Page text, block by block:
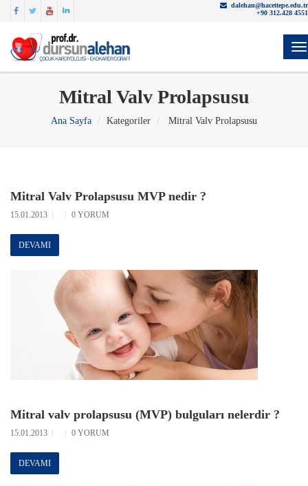
dalehan@hacettepe.edu.tr
+90 312.428 4551
Mitral Valv Prolapsusu
Ana Sayfa Kategoriler Mitral Valv Prolapsusu
Mitral Valv Prolapsusu MVP nedir ?
15.01.2013 0 YORUM
DEVAMI
Mitral valv prolapsusu (MVP) bulguları nelerdir ?
15.01.2013 0 YORUM
DEVAMI